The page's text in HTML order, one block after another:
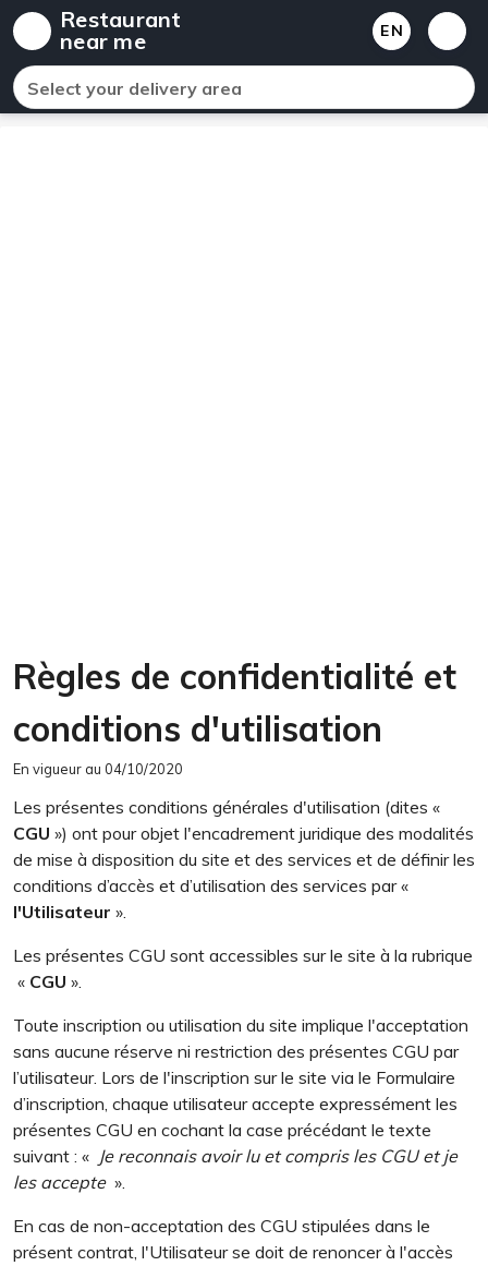
Restaurant
near me
EN
Select your delivery area
Règles de confidentialité et
conditions d'utilisation
En vigueur au 04/10/2020
Les présentes conditions générales d'utilisation (dites «
CGU ») ont pour objet l'encadrement juridique des modalités
de mise à disposition du site et des services et de définir les
conditions d’accès et d’utilisation des services par «
l'Utilisateur ».
Les présentes CGU sont accessibles sur le site à la rubrique
« CGU ».
Toute inscription ou utilisation du site implique l'acceptation
sans aucune réserve ni restriction des présentes CGU par
l’utilisateur. Lors de l'inscription sur le site via le Formulaire
d’inscription, chaque utilisateur accepte expressément les
présentes CGU en cochant la case précédant le texte
suivant : « Je reconnais avoir lu et compris les CGU et je
les accepte ».
En cas de non-acceptation des CGU stipulées dans le
présent contrat, l'Utilisateur se doit de renoncer à l'accès